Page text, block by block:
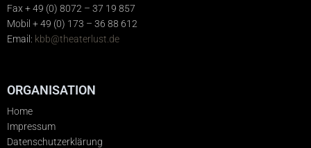
Fax + 49 (0) 8072 – 37 19 857
Mobil + 49 (0) 173 – 36 88 612
Email: kbb@theaterlust.de
ORGANISATION
Home
Impressum
Datenschutzerklärung